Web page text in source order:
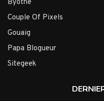
Byothe
Couple Of Pixels
Gouaig
Papa Blogueur
Sitegeek